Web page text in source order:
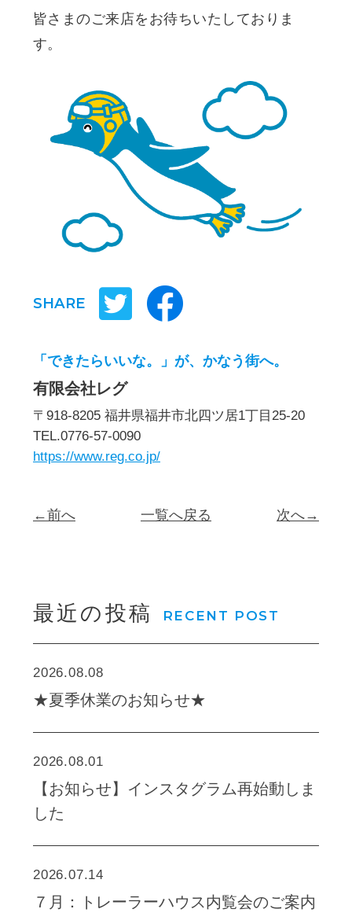
皆さまのご来店をお待ちいたしておりま
す。
SHARE
「できたらいいな。」が、かなう街へ。
有限会社レグ
〒918-8205 福井県福井市北四ツ居1丁目25-20
TEL.0776-57-0090
https://www.reg.co.jp/
←前へ 一覧へ戻る 次へ→
最近の投稿 RECENT POST
2026.08.08
★夏季休業のお知らせ★
2026.08.01
【お知らせ】インスタグラム再始動しま
した
2026.07.14
７月：トレーラーハウス内覧会のご案内